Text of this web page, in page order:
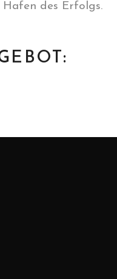
des Erfolgs.